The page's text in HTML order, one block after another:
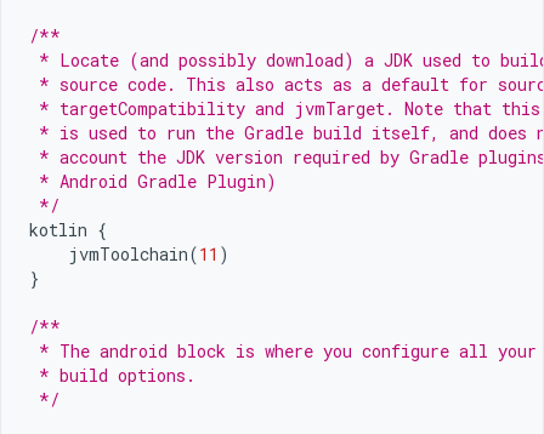
/**
* Locate (and possibly download) a JDK used to
* source code. This also acts as a default for
* targetCompatibility and jvmTarget. Note that this
* is used to run the Gradle build itself, and does
* account the JDK version required by Gradle
* Android Gradle Plugin)
*/
kotlin {
jvmToolchain(11 )
}
/**
* The android block is where you configure all
* build options.
*/